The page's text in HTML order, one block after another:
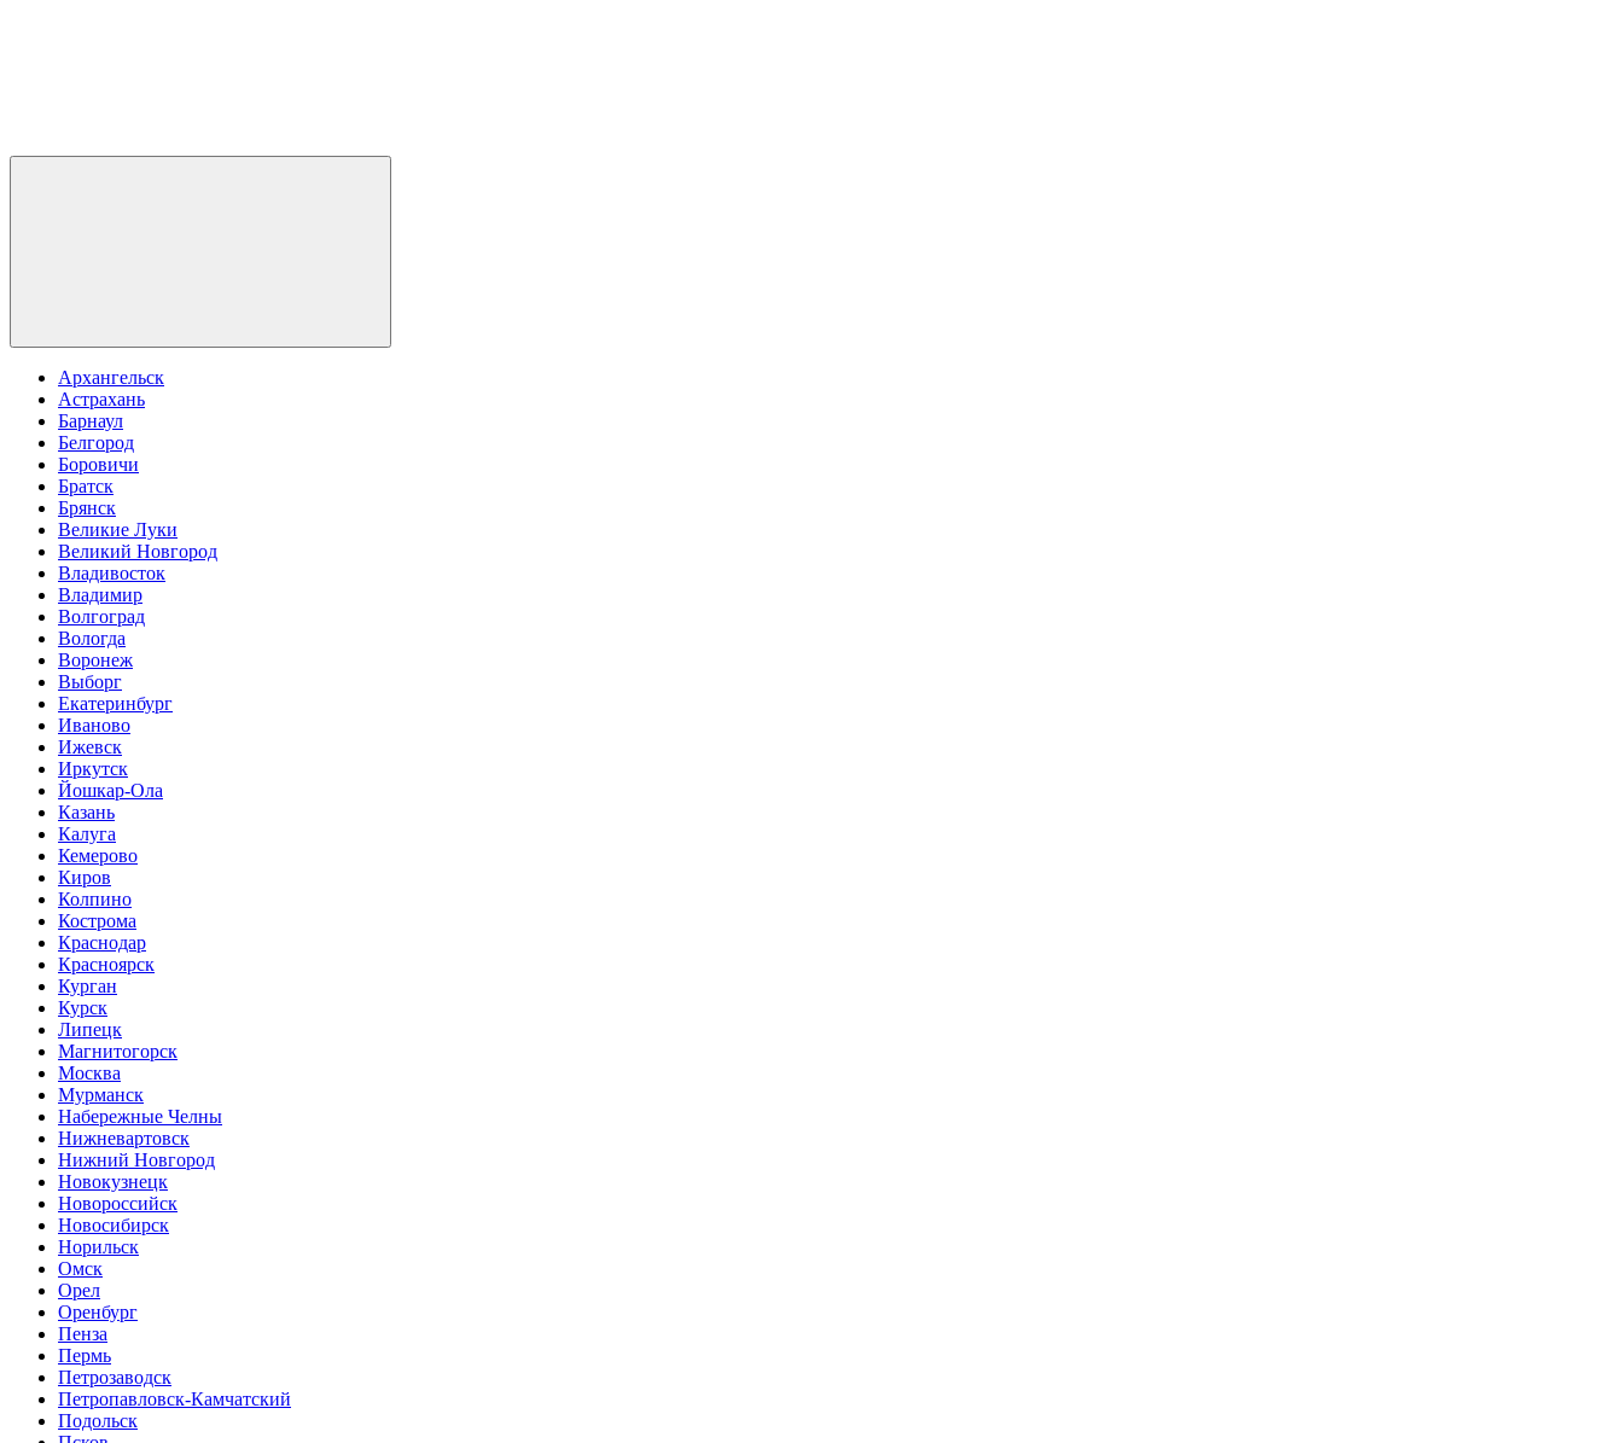
Архангельск
Астрахань
Барнаул
Белгород
Боровичи
Братск
Брянск
Великие Луки
Великий Новгород
Владивосток
Владимир
Волгоград
Вологда
Воронеж
Выборг
Екатеринбург
Иваново
Ижевск
Иркутск
Йошкар-Ола
Казань
Калуга
Кемерово
Киров
Колпино
Кострома
Краснодар
Красноярск
Курган
Курск
Липецк
Магнитогорск
Москва
Мурманск
Набережные Челны
Нижневартовск
Нижний Новгород
Новокузнецк
Новороссийск
Новосибирск
Норильск
Омск
Орел
Оренбург
Пенза
Пермь
Петрозаводск
Петропавловск-Камчатский
Подольск